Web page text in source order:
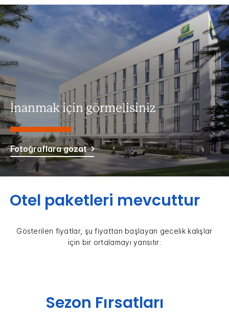
İnanmak için görmelisiniz
Fotoğraflara gözat
Otel paketleri mevcuttur
Gösterilen fiyatlar, şu fiyattan başlayan gecelik kalışlar
için bir ortalamayı yansıtır:
Sezon Fırsatları